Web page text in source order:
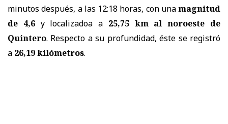
minutos después, a las 12:18 horas, con unamagnitud
de 4,6y localizadoa a 25,75 km al noroeste de
Quintero. Respecto a su profundidad, éste se registró
a 26,19 kilómetros.